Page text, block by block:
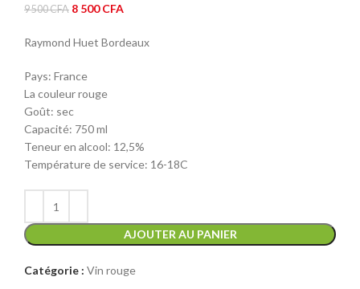
9 500CFA Le
initial
9
500 CFA.
8 500CFALe
actuel
Raymond Huet Bordeaux
Pays: France
La couleur rouge
Goût: sec
Capacité: 750 ml
Teneur en alcool: 12,5%
Température de service: 16-18C
AJOUTER AU PANIER
Catégorie : Vin rouge